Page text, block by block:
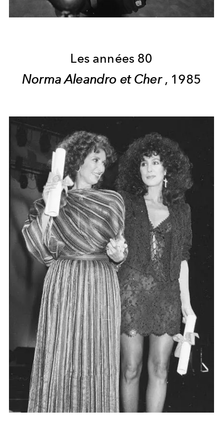
Les années 80
Norma Aleandro et Cher, 1985